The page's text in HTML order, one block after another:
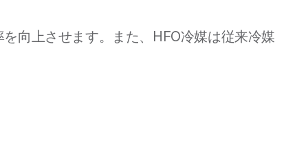
向上させます。また、HFO冷媒は従来冷媒